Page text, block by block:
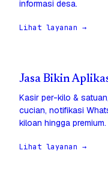
informasi desa.
Lihat layanan →
Jasa Bikin
Kasir per-kilo &
cucian, notifikasi
kiloan hingga premium.
Lihat layanan →